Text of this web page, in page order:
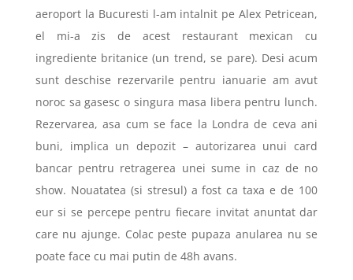
aeroport la Bucuresti l-am intalnit pe Alex Petricean,
el mi-a zis de acest restaurant mexican cu
ingrediente britanice (un trend, se pare). Desi acum
sunt deschise rezervarile pentru ianuarie am avut
noroc sa gasesc o singura masa libera pentru lunch.
Rezervarea, asa cum se face la Londra de ceva ani
buni, implica un depozit – autorizarea unui card
bancar pentru retragerea unei sume in caz de no
show. Nouatatea (si stresul) a fost ca taxa e de 100
eur si se percepe pentru fiecare invitat anuntat dar
care nu ajunge. Colac peste pupaza anularea nu se
poate face cu mai putin de 48h avans.